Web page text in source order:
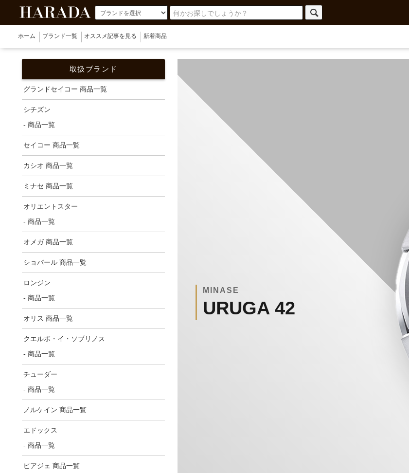
ホーム ブランド一覧 オススメ記事を見る 新着商品
MINASE
URUGA 42
取扱ブランド
グランドセイコー 商品一覧
シチズン
- 商品一覧
セイコー 商品一覧
カシオ 商品一覧
ミナセ 商品一覧
オリエントスター
- 商品一覧
オメガ 商品一覧
ショパール 商品一覧
ロンジン
- 商品一覧
オリス 商品一覧
クエルボ・イ・ソブリノス
- 商品一覧
チューダー
- 商品一覧
ノルケイン 商品一覧
エドックス
- 商品一覧
ピアジェ 商品一覧